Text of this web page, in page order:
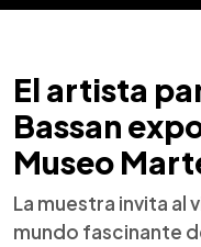
El artista
Bassan
Museo
La muestra invita al
mundo fascinante